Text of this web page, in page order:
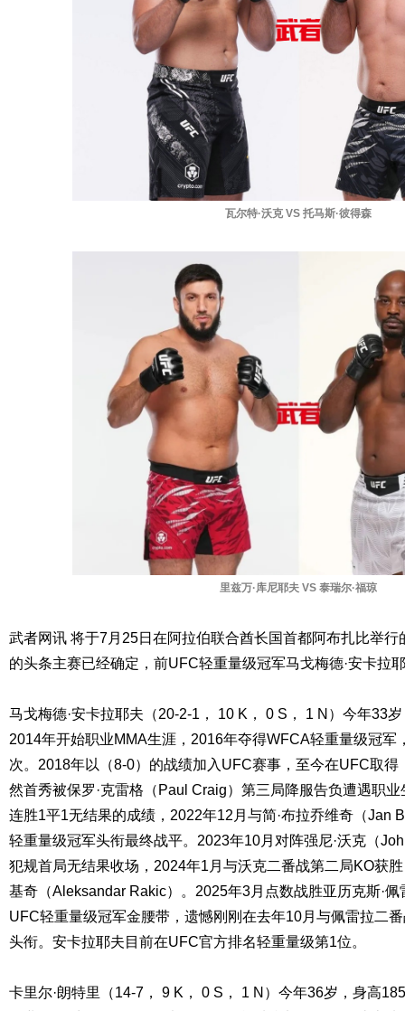
瓦尔特·沃克 VS 托马斯·彼得森
里兹万·库尼耶夫 VS 泰瑞尔·福琼
武者网讯 将于7月25日在阿拉伯联合酋长国首都阿布扎比举
的头条主赛已经确定，前UFC轻重量级冠军马戈梅德·安卡拉
马戈梅德·安卡拉耶夫（20-2-1， 10 K， 0 S， 1 N）今年33
2014年开始职业MMA生涯，2016年夺得WFCA轻重量级冠军
次。2018年以（8-0）的战绩加入UFC赛事，至今在UFC取得
然首秀被保罗·克雷格（Paul Craig）第三局降服告负遭遇职
连胜1平1无结果的成绩，2022年12月与简·布拉乔维奇（Jan
轻重量级冠军头衔最终战平。2023年10月对阵强尼·沃克（
犯规首局无结果收场，2024年1月与沃克二番战第二局KO获
基奇（Aleksandar Rakic）。2025年3月点数战胜亚历克斯·
UFC轻重量级冠军金腰带，遗憾刚刚在去年10月与佩雷拉二
头衔。安卡拉耶夫目前在UFC官方排名轻重量级第1位。
卡里尔·朗特里（14-7， 9 K， 0 S， 1 N）今年36岁，身高